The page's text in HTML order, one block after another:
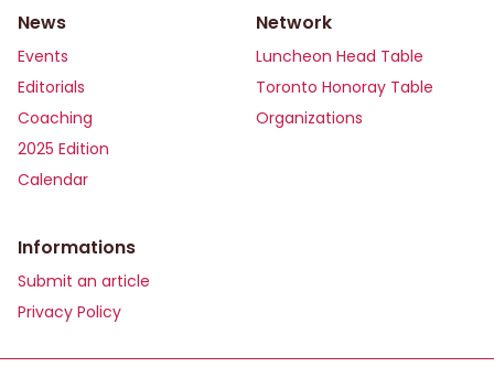
News
Events
Editorials
Coaching
2025 Edition
Calendar
Network
Luncheon Head Table
Toronto Honoray Table
Organizations
Informations
Submit an article
Privacy Policy